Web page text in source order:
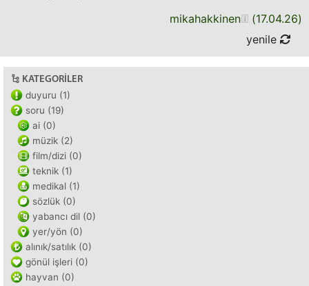
mikahakkinen (17.04.26)
yenile
KATEGORILER
duyuru (1)
soru (19)
ai (0)
müzik (2)
film/dizi (0)
teknik (1)
medikal (1)
sözlük (0)
yabancı dil (0)
yer/yön (0)
alınık/satılık (0)
gönül işleri (0)
hayvan (0)